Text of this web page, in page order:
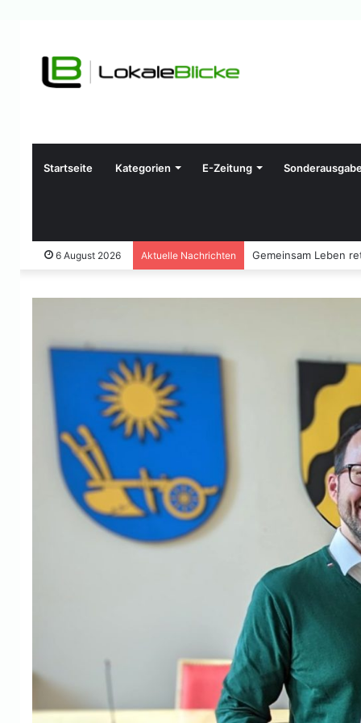
Startseite Kategorien E-Zeitung
6 August 2026 Aktuelle Nachrichten Gemeinsam Leben